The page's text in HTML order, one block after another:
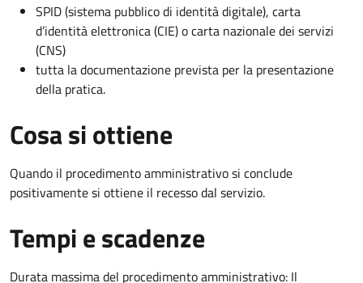
SPID (sistema pubblico di identità digitale), carta
d’identità elettronica (CIE) o carta nazionale dei servizi
(CNS)
tutta la documentazione prevista per la presentazione
della pratica.
Cosa si ottiene
Quando il procedimento amministrativo si conclude
positivamente si ottiene il recesso dal servizio.
Tempi e scadenze
Durata massima del procedimento amministrativo: Il